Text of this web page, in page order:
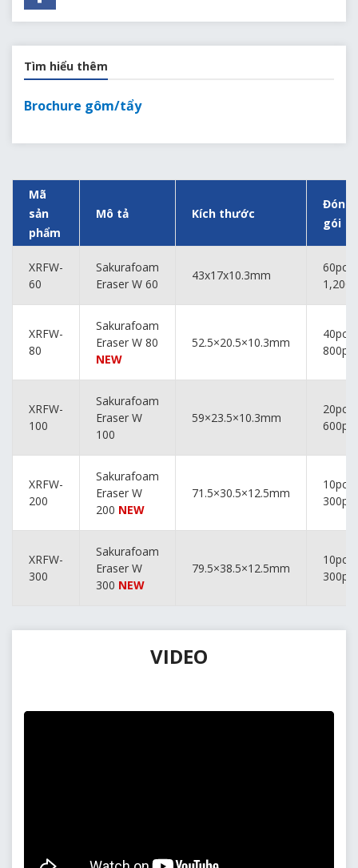
Tìm hiểu thêm
Brochure gôm/tẩy
Mã
sản
phẩm
Mô tả Kích thước
Đóng
gói
XRFW-
60
Sakurafoam
Eraser W 60
43x17x10.3mm
XRFW-
80
Sakurafoam
Eraser W 80
NEW
52.5×20.5×10.3mm
XRFW-
100
Sakurafoam
Eraser W
100
59×23.5×10.3mm
XRFW-
200
Sakurafoam
Eraser W
200 NEW
71.5×30.5×12.5mm
XRFW-
300
Sakurafoam
Eraser W
300 NEW
79.5×38.5×12.5mm
VIDEO